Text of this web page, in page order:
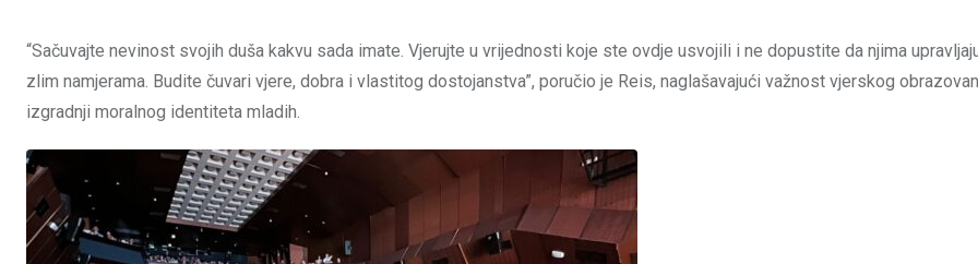
“Sačuvajte nevinost svojih duša kakvu sada imate. Vjerujte u vrijednosti koje ste ovdje usvojili i ne dopustite da njima
zlim namjerama. Budite čuvari vjere, dobra i vlastitog dostojanstva”, poručio je Reis, naglašavajući važnost vjerskog
izgradnji moralnog identiteta mladih.